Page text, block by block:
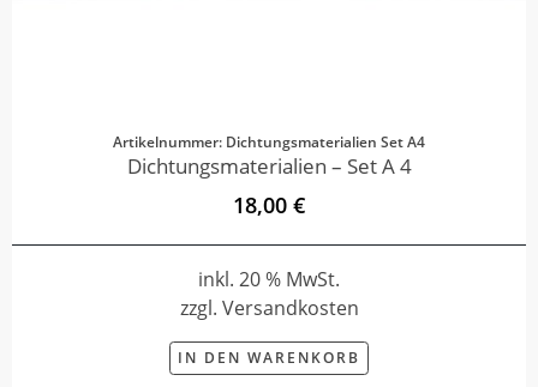
Artikelnummer: Dichtungsmaterialien Set A4
Dichtungsmaterialien – Set A 4
18,00 €
inkl. 20 % MwSt.
zzgl. Versandkosten
IN DEN WARENKORB